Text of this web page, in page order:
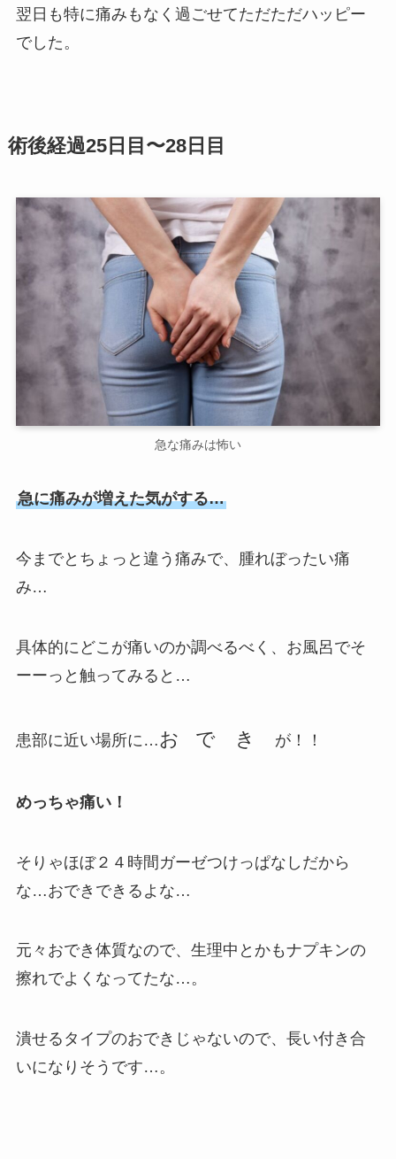
翌日も特に痛みもなく過ごせてただただハッピー
でした。
術後経過25日目〜28日目
急な痛みは怖い
急に痛みが増えた気がする…
今までとちょっと違う痛みで、腫れぼったい痛
み…
具体的にどこが痛いのか調べるべく、お風呂でそ
ーーっと触ってみると…
患部に近い場所に… お で き が！！
めっちゃ痛い！
そりゃほぼ２４時間ガーゼつけっぱなしだから
な…おできできるよな…
元々おでき体質なので、生理中とかもナプキンの
擦れでよくなってたな…。
潰せるタイプのおできじゃないので、長い付き合
いになりそうです…。